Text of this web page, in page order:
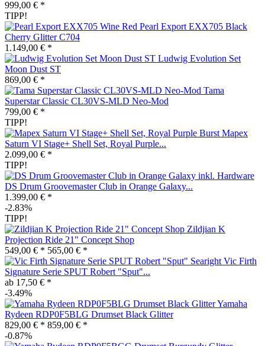
999,00 € *
TIPP!
Pearl Export EXX705 Black
Cherry Glitter C704
1.149,00 € *
Ludwig Evolution Set
Moon Dust ST
869,00 € *
Tama
Superstar Classic CL30VS-MLD Neo-Mod
799,00 € *
TIPP!
Mapex
Saturn VI Stage+ Shell Set, Royal Purple...
2.099,00 € *
TIPP!
DS Drum Groovemaster Club in Orange Galaxy...
1.399,00 € *
-2.83%
TIPP!
Zildjian K
Projection Ride 21" Concept Shop
549,00 € * 565,00 € *
Vic Firth
Signature Serie SPUT Robert "Sput"...
ab 17,50 € *
-3.49%
Yamaha
Rydeen RDP0F5BLG Drumset Black Glitter
829,00 € * 859,00 € *
-0.87%